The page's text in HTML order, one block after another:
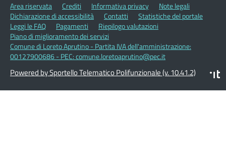
Area riservata Crediti Informativa privacy
Note legali
Dichiarazione di accessibilità
Contatti
Statistiche del portale
Leggi le FAQ
Pagamenti
Riepilogo valutazioni
Piano di miglioramento dei servizi
Comune di Loreto Aprutino - Partita IVA dell'amministrazione:
00127900686 - PEC: comune.loretoaprutino@pec.it
Powered by Sportello Telematico Polifunzionale (v. 10.41.2)